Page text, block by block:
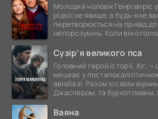
Молодий чоловік Генрі виріс
рідкісне явище, а будь-яке
перетворюється на привід
непорозумінь. Коли він
Сузір’я великого пса
Головний герой історії, Хіг,
мешкає у
авіабазі. Разом зі своїм
Джаспером, та буркотливим,
Ваяна